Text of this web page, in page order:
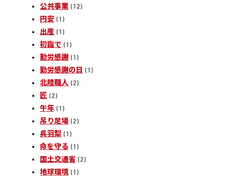
公共事業 (12)
円安 (1)
出産 (1)
初詣で (1)
勤労感謝(1)
勤労感謝の日 (1)
北陸職人 (2)
匠 (2)
午年 (1)
吊り足場 (2)
呉羽梨 (1)
命を守る (1)
国土交通省 (2)
地球環境 (1)